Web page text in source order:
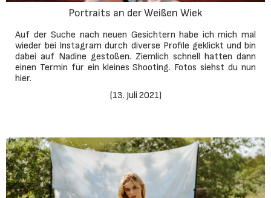
Portraits an der Weißen Wiek
Auf der Suche nach neuen Gesichtern habe ich mich mal
wieder bei Instagram durch diverse Profile geklickt und bin
dabei auf Nadine gestoßen. Ziemlich schnell hatten dann
einen Termin für ein kleines Shooting. Fotos siehst du nun
hier.
(13. Juli 2021)